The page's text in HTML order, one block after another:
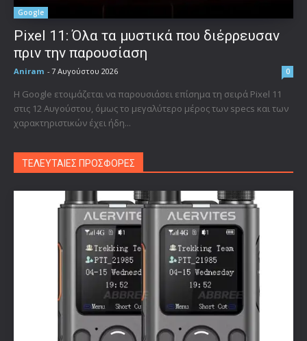
Google
Pixel 11: Όλα τα μυστικά που διέρρευσαν
πριν την παρουσίαση
Aniram - 7 Αυγούστου 2026 0
Η Google ετοιμάζεται να παρουσιάσει επίσημα τη σειρά Pixel 11
στις 12 Αυγούστου, όμως το μεγαλύτερο μέρος των specs και των
χαρακτηριστικών έχει ήδη...
ΤΕΛΕΥΤΑΙΕΣ ΠΡΟΣΦΟΡΕΣ